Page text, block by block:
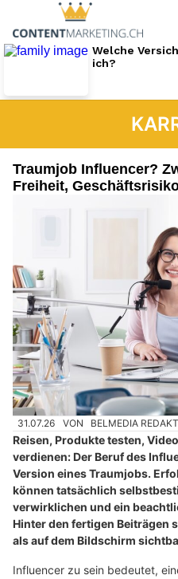
Traumjob Influencer?
Freiheit,
31.07.26 VON BELMEDIA
Reisen, Produkte testen,
verdienen: Der Beruf des
Version eines Traumjobs.
können tatsächlich
verwirklichen und ein
Hinter den fertigen Beiträgen
als auf dem Bildschirm
Influencer zu sein bedeutet,